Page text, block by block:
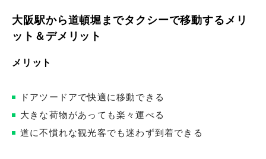
大阪駅から道頓堀までタクシーで移動するメリ
ット＆デメリット
メリット
ドアツードアで快適に移動できる
大きな荷物があっても楽々運べる
道に不慣れな観光客でも迷わず到着できる